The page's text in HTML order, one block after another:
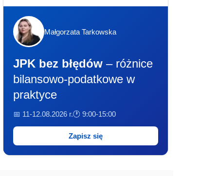
Małgorzata Tarkowska
JPK bez błędów – różnice
bilansowo-podatkowe w
praktyce
📅 11-12.08.2026 r.🕐 9:00-15:00
Zapisz się